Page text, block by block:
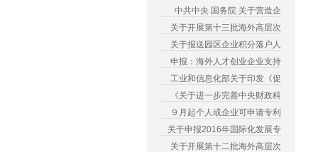
中共中央 国务院 关于营造企
关于开展第十三批海外高层次
关于报送园区企业积分落户人
申报：海外人才创业企业支持
工业和信息化部关于印发《促
《关于进一步完善中央财政科
９月起个人或企业可申请专利
关于申报2016年国际化发展专
关于开展第十二批海外高层次